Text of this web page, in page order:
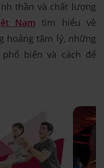
thần và chất lượng
Nam tìm hiểu về
hoảng tâm lý, những
biến và cách để